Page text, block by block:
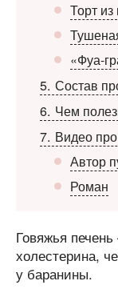
Торт из
«Фуа-
5 Состав
6 Чем
7 Видео
Автор
Роман
Говяжья
холестерина,
у баранины.